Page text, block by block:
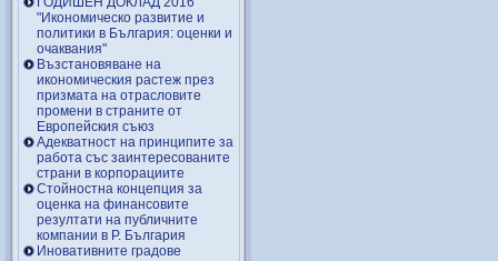
"Икономическо развитие и
политики в България: оценки и
очаквания"
Възстановяване на
икономическия растеж през
призмата на отрасловите
промени в страните от
Европейския съюз
Адекватност на принципите за
работа със заинтересованите
страни в корпорациите
Стойностна концепция за
оценка на финансовите
резултати на публичните
компании в Р. България
Иновативните градове